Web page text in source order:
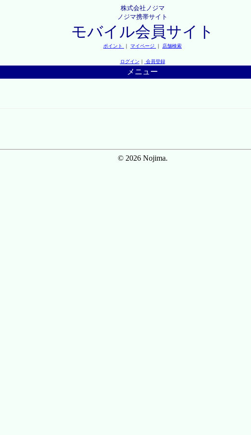
株式会社ノジマ
ノジマ携帯サイト
モバイル会員サイト
ポイント ｜ マイページ ｜ 店舗検索
ログイン ｜ 会員登録
メニュー
© 2026 Nojima.